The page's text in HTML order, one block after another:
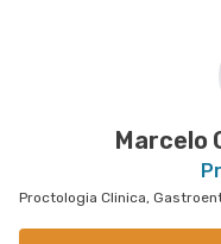
Rua Doutor Alceu de
Conj. 807 8º Andar - Vila
Rua do Oratorio nr. 1369 -
Rua Engenheiro Oscar
Marcelo